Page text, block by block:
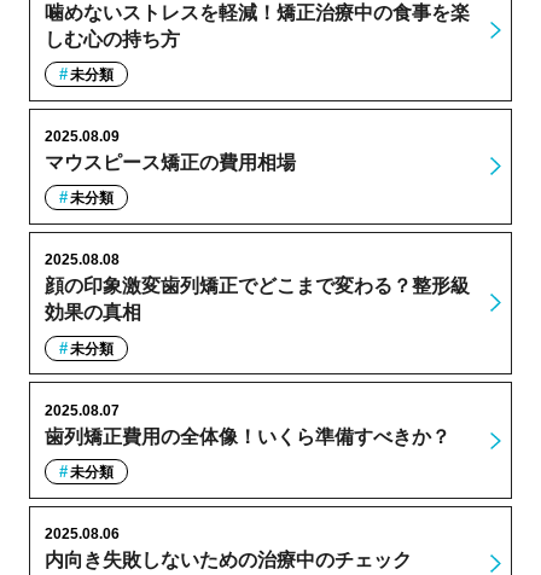
噛めないストレスを軽減！矯正治療中の食事を楽
しむ心の持ち方
未分類
マウスピース矯正の費用相場
2025.08.09
未分類
顔の印象激変歯列矯正でどこまで変わる？整形級
効果の真相
2025.08.08
未分類
歯列矯正費用の全体像！いくら準備すべきか？
2025.08.07
未分類
内向き失敗しないための治療中のチェック
2025.08.06